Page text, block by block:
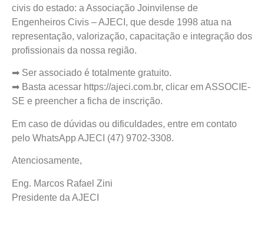
civis do estado: a Associação Joinvilense de
Engenheiros Civis – AJECI, que desde 1998 atua na
representação, valorização, capacitação e integração dos
profissionais da nossa região.
➡ Ser associado é totalmente gratuito.
➡ Basta acessar https://ajeci.com.br, clicar em ASSOCIE-
SE e preencher a ficha de inscrição.
Em caso de dúvidas ou dificuldades, entre em contato
pelo WhatsApp AJECI (47) 9702-3308.
Atenciosamente,
Eng. Marcos Rafael Zini
Presidente da AJECI